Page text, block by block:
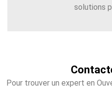
solutions
Pour trouver un expert en